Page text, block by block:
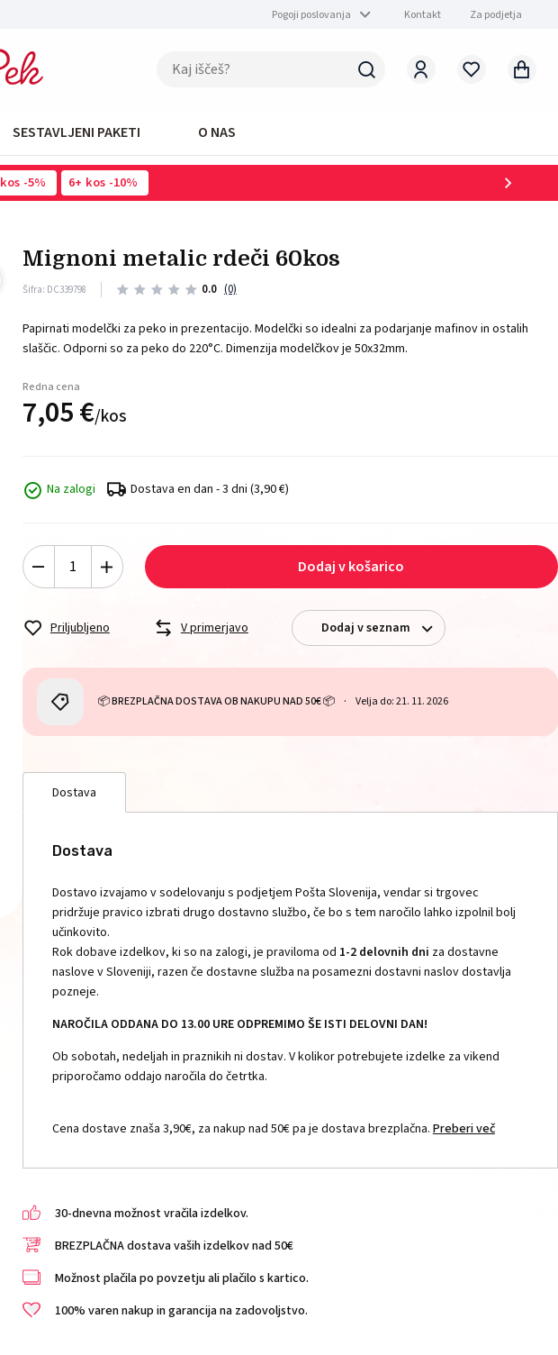
Pogoji poslovanja Kontakt Za podjetja
SESTAVLJENI PAKETI O NAS
kos -5% 6 kos -10%
mignoni metalic rdeči 60kos
Šifra: DC339798 0.0 (0)
Papirnati modelčki za peko in prezentacijo. Modelčki so idealni za podarjanje mafinov in ostalih
slaščic. Odporni so za peko do 220°C. Dimenzija modelčkov je 50x32mm.
Redna cena
7,05€/kos
Na zalogi Dostava en dan - 3 dni (3,90 €)
Dodaj v košarico
Priljubljeno V primerjavo Dodaj v seznam
📦 BREZPLAČNA DOSTAVA OB NAKUPU NAD 50€ 📦 Velja do: 21. 11. 2026
Dostava
Dostava
Dostavo izvajamo v sodelovanju s podjetjem Pošta Slovenija, vendar si trgovec
pridržuje pravico izbrati drugo dostavno službo, če bo s tem naročilo lahko izpolnil bolj
učinkovito.
Rok dobave izdelkov, ki so na zalogi, je praviloma od 1-2 delovnih dni za dostavne
naslove v Sloveniji, razen če dostavne služba na posamezni dostavni naslov dostavlja
pozneje.
NAROČILA ODDANA DO 13.00 URE ODPREMIMO ŠE ISTI DELOVNI DAN!
Ob sobotah, nedeljah in praznikih ni dostav. V kolikor potrebujete izdelke za vikend
priporočamo oddajo naročila do četrtka.
Cena dostave znaša 3,90€, za nakup nad 50€ pa je dostava brezplačna.Preberi več
30-dnevna možnost vračila izdelkov.
BREZPLAČNA dostava vaših izdelkov nad 50€
Možnost plačila po povzetju ali plačilo s kartico.
100% varen nakup in garancija na zadovoljstvo.